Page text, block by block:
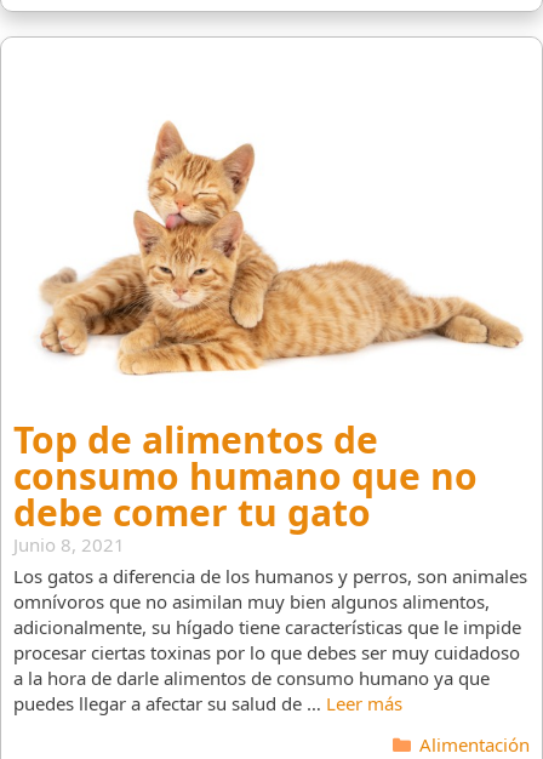
Top de alimentos de
consumo humano que no
debe comer tu gato
Junio 8, 2021
Los gatos a diferencia de los humanos y perros, son animales
omnívoros que no asimilan muy bien algunos alimentos,
adicionalmente, su hígado tiene características que le impide
procesar ciertas toxinas por lo que debes ser muy cuidadoso
a la hora de darle alimentos de consumo humano ya que
puedes llegar a afectar su salud de … Leer más
Categorías
Alimentación